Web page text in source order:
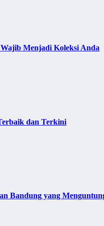
Menjadi Koleksi Anda
dan Terkini
Bandung yang